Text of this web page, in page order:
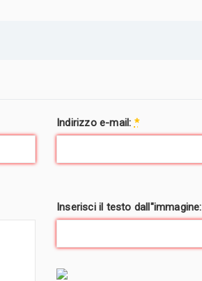
Indirizzo e-mail: *
Inserisci il testo dall"immagine: